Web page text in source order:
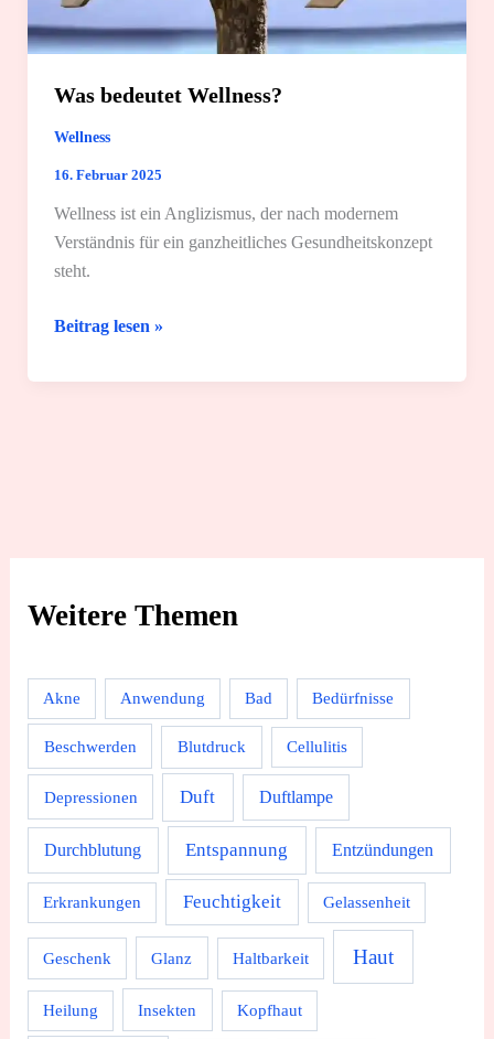
Weitere Themen
Akne Anwendung Bad Bedürfnisse
Beschwerden Blutdruck Cellulitis
Depressionen Duft Duftlampe
Durchblutung Entspannung Entzündungen
Erkrankungen Feuchtigkeit Gelassenheit
Geschenk Glanz Haltbarkeit Haut
Heilung Insekten Kopfhaut
Was bedeutet Wellness?
Wellness
16. Februar 2025
Wellness ist ein Anglizismus, der nach modernem
Verständnis für ein ganzheitliches Gesundheitskonzept
steht.
Was
Wellness?
Beitrag lesen »